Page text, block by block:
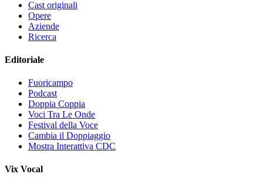
Cast originali
Opere
Aziende
Ricerca
Editoriale
Fuoricampo
Podcast
Doppia Coppia
Voci Tra Le Onde
Festival della Voce
Cambia il Doppiaggio
Mostra Interattiva CDC
Vix Vocal